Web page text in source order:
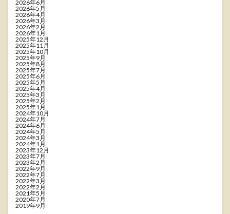
2026年6月
2026年5月
2026年4月
2026年3月
2026年2月
2026年1月
2025年12月
2025年11月
2025年10月
2025年9月
2025年8月
2025年7月
2025年6月
2025年5月
2025年4月
2025年3月
2025年2月
2025年1月
2024年10月
2024年7月
2024年6月
2024年5月
2024年3月
2024年1月
2023年12月
2023年7月
2023年2月
2022年9月
2022年7月
2022年3月
2022年2月
2021年5月
2020年7月
2019年9月